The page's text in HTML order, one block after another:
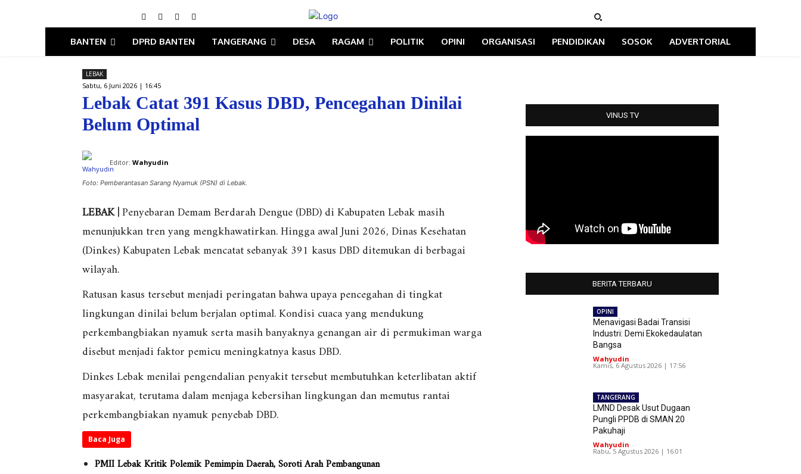
BANTEN DPRD BANTEN TANGERANG DESA RAGAM POLITIK OPINI ORGANISASI PENDIDIKAN SOSOK ADVERTORIAL
LEBAK
Sabtu, 6 Juni 2026 | 16:45
Lebak Catat 391 Kasus DBD, Pencegahan Dinilai
Belum Optimal
Editor: Wahyudin
Foto: Pemberantasan Sarang Nyamuk (PSN) di Lebak.
LEBAK |Penyebaran Demam Berdarah Dengue (DBD) di Kabupaten Lebak masih
menunjukkan tren yang mengkhawatirkan. Hingga awal Juni 2026, Dinas Kesehatan
(Dinkes) Kabupaten Lebak mencatat sebanyak 391 kasus DBD ditemukan di berbagai
wilayah.
Ratusan kasus tersebut menjadi peringatan bahwa upaya pencegahan di tingkat
lingkungan dinilai belum berjalan optimal. Kondisi cuaca yang mendukung
perkembangbiakan nyamuk serta masih banyaknya genangan air di permukiman warga
disebut menjadi faktor pemicu meningkatnya kasus DBD.
Dinkes Lebak menilai pengendalian penyakit tersebut membutuhkan keterlibatan aktif
masyarakat, terutama dalam menjaga kebersihan lingkungan dan memutus rantai
perkembangbiakan nyamuk penyebab DBD.
Baca Juga
PMII Lebak Kritik Polemik Pemimpin Daerah, Soroti Arah Pembangunan
VINUS TV
BERITA TERBARU
OPINI
Menavigasi Badai Transisi
Industri: Demi Ekokedaulatan
Bangsa
Wahyudin -
Kamis, 6 Agustus 2026 | 17:56
TANGERANG
LMND Desak Usut Dugaan
Pungli PPDB di SMAN 20
Pakuhaji
Wahyudin -
Rabu, 5 Agustus 2026 | 16:01